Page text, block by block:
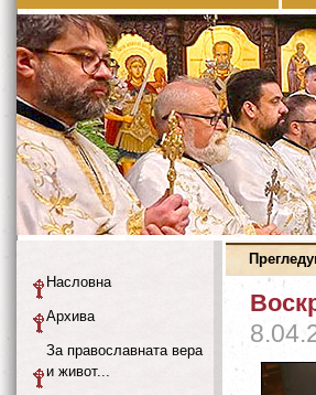
Насловна
Архива
За православната вера
и живот...